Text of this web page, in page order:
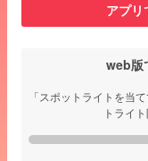
アプリ
web版
「スポットライトを当
トライ